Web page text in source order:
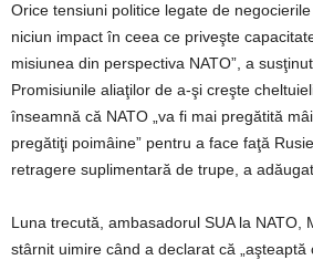
Orice tensiuni politice legate de
niciun impact în ceea ce priveşte
misiunea din perspectiva NATO”, a
Promisiunile aliaţilor de a-şi creşte
înseamnă că NATO „va fi mai pregătită
pregătiţi poimâine” pentru a face faţă
retragere suplimentară de trupe, a
Luna trecută, ambasadorul SUA la NATO,
stârnit uimire când a declarat că